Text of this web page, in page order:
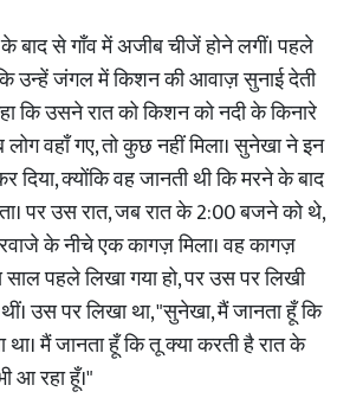
बाद से गाँव में अजीब चीजें होने लगीं। पहले
कि उन्हें जंगल में किशन की आवाज़ सुनाई देती
कि उसने रात को किशन को नदी के किनारे
वहाँ गए, तो कुछ नहीं मिला। सुनेखा ने इन
दिया, क्योंकि वह जानती थी कि मरने के बाद
पर उस रात, जब रात के 2:00 बजने को थे,
के नीचे एक कागज़ मिला। वह कागज़
साल पहले लिखा गया हो, पर उस पर लिखी
उस पर लिखा था, "सुनेखा, मैं जानता हूँ कि
मैं जानता हूँ कि तू क्या करती है रात के
आ रहा हूँ।"